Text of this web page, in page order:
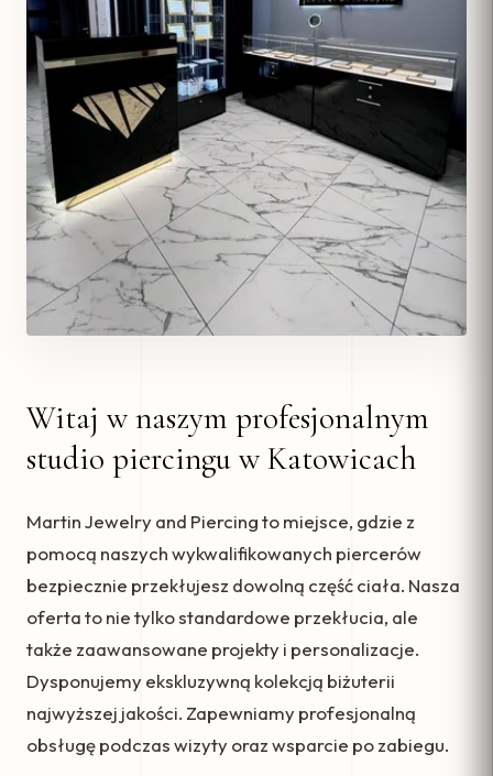
Witaj w naszym profesjonalnym
studio piercingu w Katowicach
Martin Jewelry and Piercing to miejsce, gdzie z
pomocą naszych wykwalifikowanych piercerów
bezpiecznie przekłujesz dowolną część ciała. Nasza
oferta to nie tylko standardowe przekłucia, ale
także zaawansowane projekty i personalizacje.
Dysponujemy ekskluzywną kolekcją biżuterii
najwyższej jakości. Zapewniamy profesjonalną
obsługę podczas wizyty oraz wsparcie po zabiegu.